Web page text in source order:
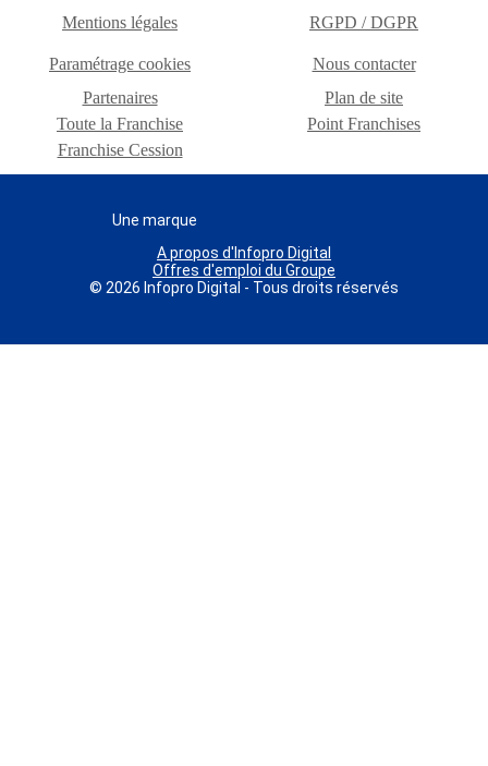
Mentions légales RGPD / DGPR
Paramétrage cookies
Nous contacter
Partenaires
Plan de site
Toute la Franchise
Point Franchises
Franchise Cession
Une marque
A propos d'Infopro Digital
Offres d'emploi du Groupe
© 2026 Infopro Digital - Tous droits réservés